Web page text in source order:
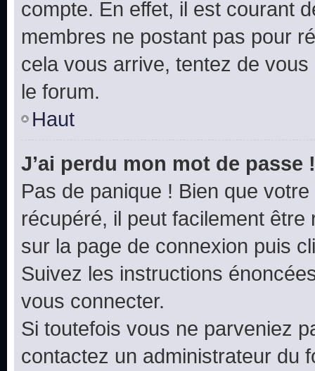
compte. En effet, il est courant
membres ne postant pas pour
cela vous arrive, tentez de
le forum.
Haut
J’ai perdu mon mot de passe !
Pas de panique ! Bien que
récupéré, il peut facilement
sur la page de connexion puis
Suivez les instructions
vous connecter.
Si toutefois vous ne parveniez
contactez un administrateur du